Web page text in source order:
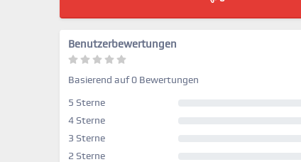
Benutzerbewertungen
Basierend auf 0 Bewertungen
5 Sterne
4 Sterne
3 Sterne
2 Sterne